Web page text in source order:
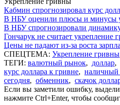
Кабмин спрогнозировал курс
В НБУ оценили плюсы и минусы
В НБУ спрогнозировали
Гончарук не считает укрепление
Цены не падают из-за роста
СПЕЦТЕМА: Укрепление гривны
ТЕГИ: валютный рынок, доллар,
курс доллара к гривне, наличный
сегодня, обменник, скачок
Если вы заметили ошибку,
нажмите Ctrl+Enter, чтобы